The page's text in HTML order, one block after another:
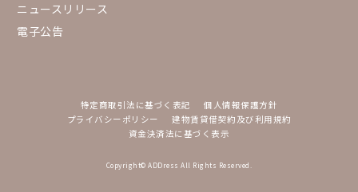
ニュースリリース
電子公告
特定商取引法に基づく表記
個人情報保護方針
プライバシーポリシー
建物賃貸借契約及び利用規約
資金決済法に基づく表示
Copyright© ADDress All Rights Reserved.